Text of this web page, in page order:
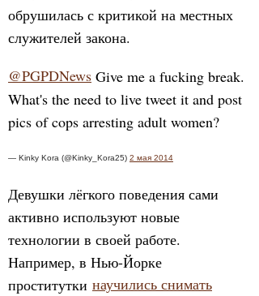
обрушилась с критикой на местных
служителей закона.
@PGPDNews Give me a fucking break.
What's the need to live tweet it and post
pics of cops arresting adult women?
— Kinky Kora (@Kinky_Kora25) 2 мая 2014
Девушки лёгкого поведения сами
активно используют новые
технологии в своей работе.
Например, в Нью-Йорке
проститутки научились снимать